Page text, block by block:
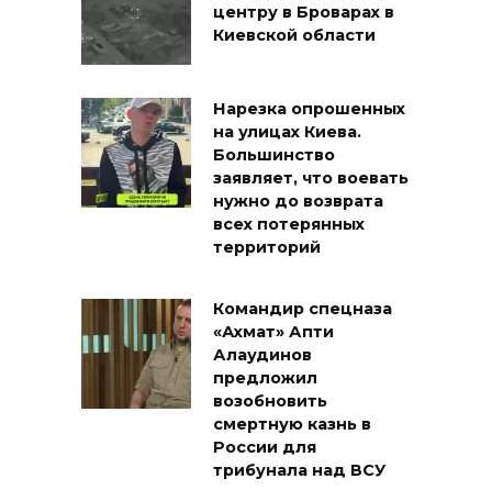
центру в Броварах в
Киевской области
Нарезка опрошенных
на улицах Киева.
Большинство
заявляет, что воевать
нужно до возврата
всех потерянных
территорий
Командир спецназа
«Ахмат» Апти
Алаудинов
предложил
возобновить
смертную казнь в
России для
трибунала над ВСУ